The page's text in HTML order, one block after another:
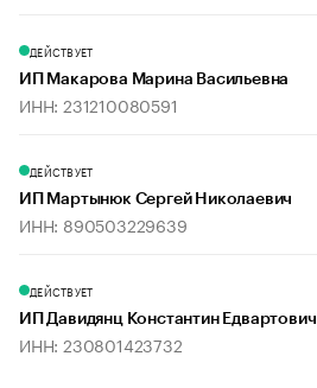
ДЕЙСТВУЕТ
ИП Макарова Марина Васильевна
ИНН: 231210080591
ДЕЙСТВУЕТ
ИП Мартынюк Сергей Николаевич
ИНН: 890503229639
ДЕЙСТВУЕТ
ИП Давидянц Константин Едвартович
ИНН: 230801423732